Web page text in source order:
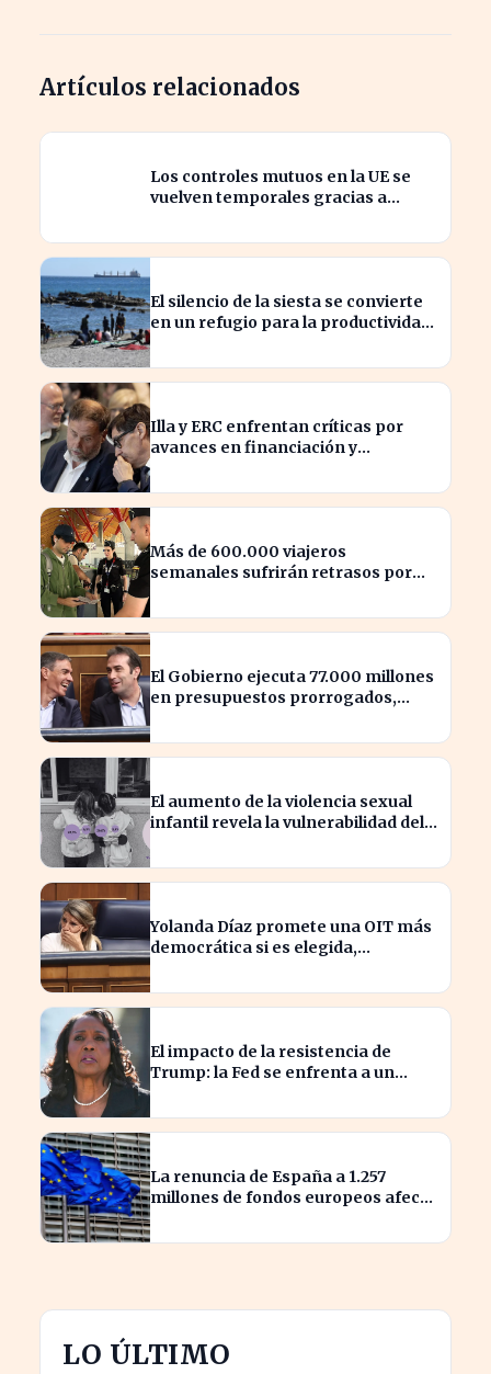
Artículos relacionados
Los controles mutuos en la UE se
vuelven temporales gracias a
El silencio de la siesta se convierte
en un refugio para la productividad
Illa y ERC enfrentan críticas por
avances en financiación y
Más de 600.000 viajeros
semanales sufrirán retrasos por
El Gobierno ejecuta 77.000 millones
en presupuestos prorrogados,
El aumento de la violencia sexual
infantil revela la vulnerabilidad del
Yolanda Díaz promete una OIT más
democrática si es elegida,
El impacto de la resistencia de
Trump: la Fed se enfrenta a un
La renuncia de España a 1.257
millones de fondos europeos afecta
LO ÚLTIMO